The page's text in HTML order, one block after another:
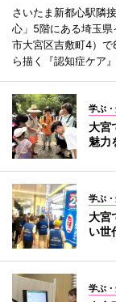
さいたま新都心駅隣
心」5階にある埼玉県
市大宮区吉敷町4）
ら描く『認知症ケア
学ぶ
大宮
魅力
学ぶ
大宮
い世
学ぶ